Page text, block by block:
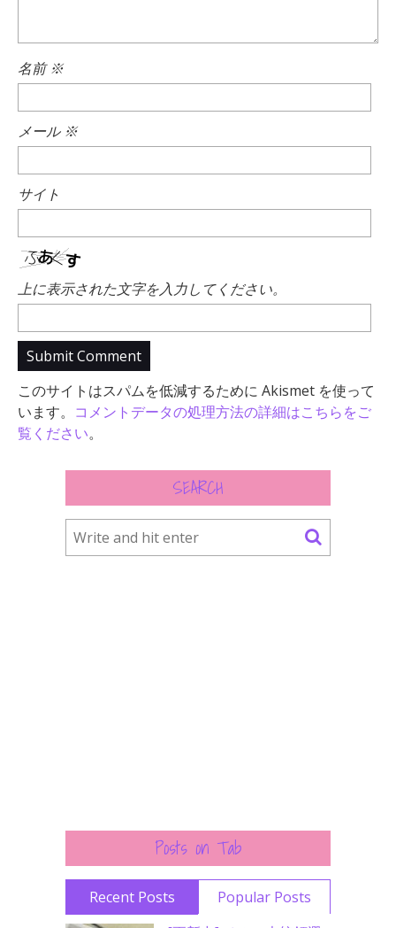
名前※
メール ※
サイト
上に表示された文字を入力してください。
このサイトはスパムを低減するために Akismet を使って
います。 コメントデータの処理方法の詳細はこちらをご
覧ください。
SEARCH
Posts on Tab
Recent Posts
Popular Posts